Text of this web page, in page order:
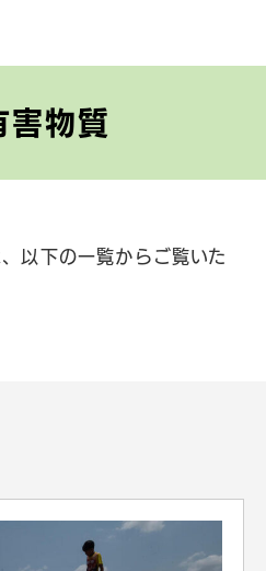
害物質
以下の一覧からご覧いた